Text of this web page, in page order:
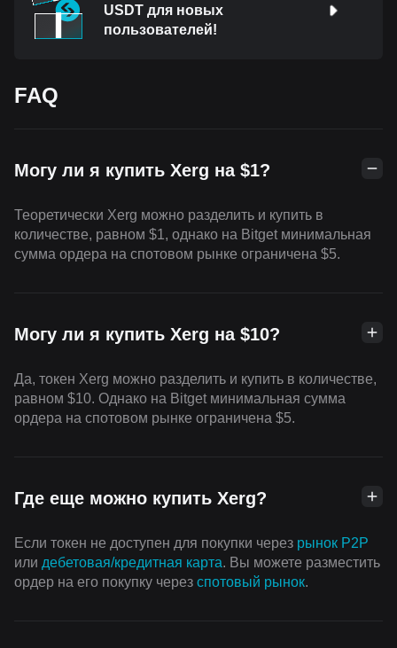
USDT для новых
пользователей!
FAQ
Могу ли я купить Xerg на $1?
Теоретически Xerg можно разделить и купить в
количестве, равном $1, однако на Bitget минимальная
сумма ордера на спотовом рынке ограничена $5.
Могу ли я купить Xerg на $10?
Да, токен Xerg можно разделить и купить в количестве,
равном $10. Однако на Bitget минимальная сумма
ордера на спотовом рынке ограничена $5.
Где еще можно купить Xerg?
Если токен не доступен для покупки через рынок P2P
или дебетовая/кредитная карта. Вы можете разместить
ордер на его покупку через cпотовый рынок.